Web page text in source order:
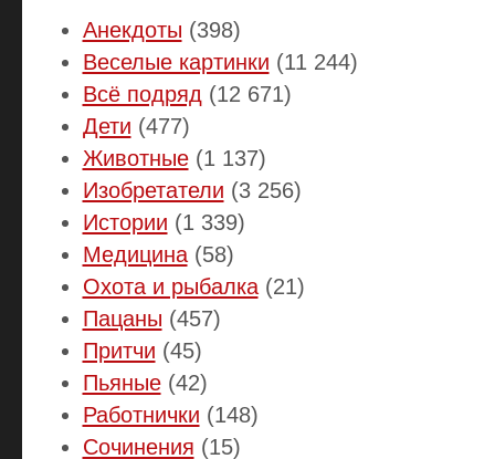
Анекдоты (398)
Веселые картинки (11 244)
Всё подряд (12 671)
Дети (477)
Животные(1 137)
Изобретатели (3 256)
Истории (1 339)
Медицина(58)
Охота и рыбалка(21)
Пацаны (457)
Притчи (45)
Пьяные(42)
Работнички (148)
Сочинения (15)